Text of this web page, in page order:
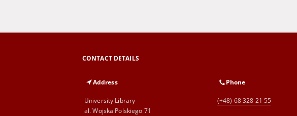
CONTACT DETAILS
Address
University Library
al. Wojska Polskiego 71
Phone
(+48) 68 328 21 55